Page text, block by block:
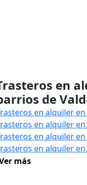
en
de
en alquiler
en alquiler
en alquiler
en alquiler en
más